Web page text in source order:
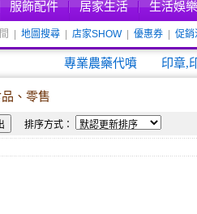
服飾配件 居家生活 生活娛樂
間 | 地圖搜尋 店家SHOW| 優惠券 促銷
專業農藥代噴 印章,
、零售
排序方式：